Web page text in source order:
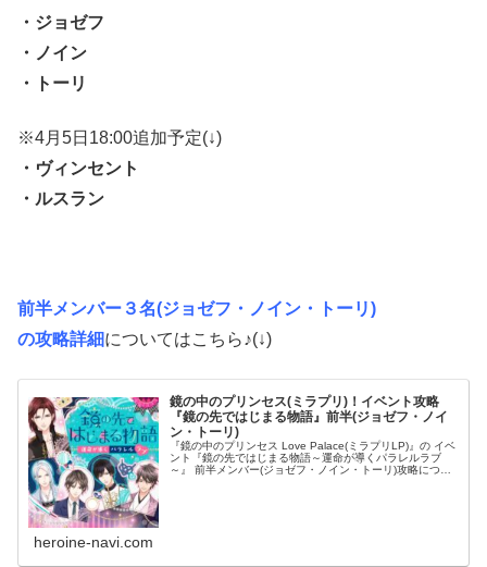
・ジョゼフ
・ノイン
・トーリ
※4月5日18:00追加予定(↓)
・ヴィンセント
・ルスラン
前半メンバー３名(ジョゼフ・ノイン・トーリ)
の攻略詳細についてはこちら♪(↓)
鏡の中のプリンセス(ミラプリ)！イベント攻略
『鏡の先ではじまる物語』前半(ジョゼフ・ノイ
ン・トーリ)
『鏡の中のプリンセス Love Palace(ミラプリLP)』の イベ
ント『鏡の先ではじまる物語～運命が導くパラレルラブ
～』 前半メンバー(ジョゼフ・ノイン・トーリ)攻略につい
heroine-navi.com